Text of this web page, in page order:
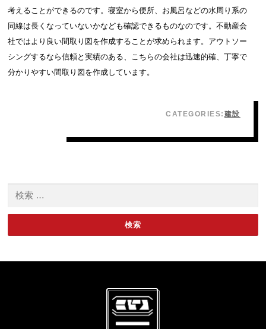
考えることができるのです。寝室から便所、お風呂などの水周り系の
同線は長くなっていないかなども確認できるものなのです。不動産会
社ではより良い間取り図を作成することが求められます。アウトソー
シングするなら信頼と実績のある、こちらの会社は迅速的確、丁寧で
分かりやすい間取り図を作成しています。
CATEGORIES: 建設
検索: